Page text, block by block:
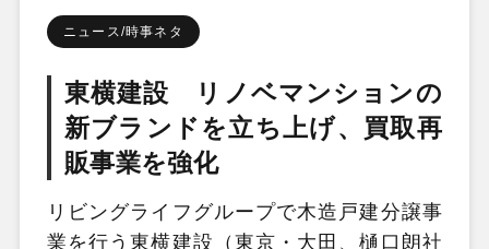
ニュース/時事ネタ
東横建設 リノベマンションの
新ブランドを立ち上げ、買取再
販事業を強化
リビングライフグループで木造戸建分譲事
業を行う東横建設（東京・大田、樋口朗社